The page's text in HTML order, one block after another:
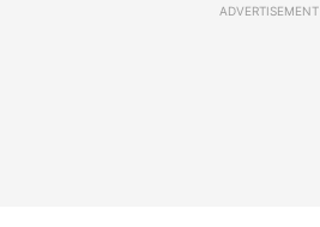
ADVERTISEMENT